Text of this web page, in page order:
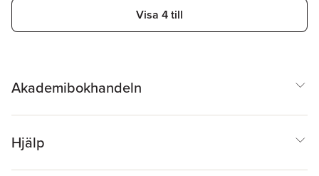
Visa 4 till
Akademibokhandeln
Hjälp